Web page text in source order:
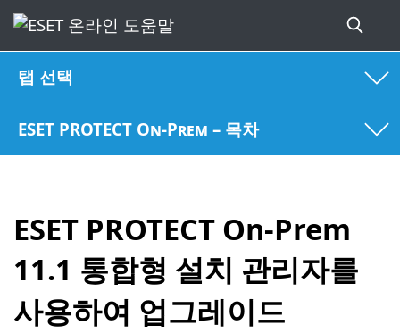
탭 선택
ESET PROTECT On-Prem – 목차
ESET PROTECT On-Prem
11.1 통합형 설치 관리자를
사용하여 업그레이드